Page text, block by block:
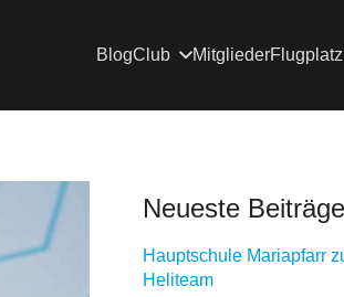
BlogClub MitgliederFlugplatz
Neueste Beiträge
Hauptschule Mariapfarr
Heliteam